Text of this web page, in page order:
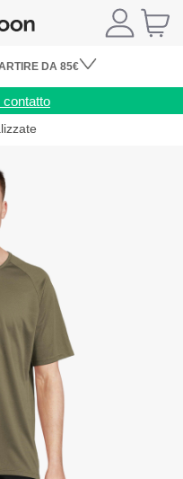
DA 85€
contatto